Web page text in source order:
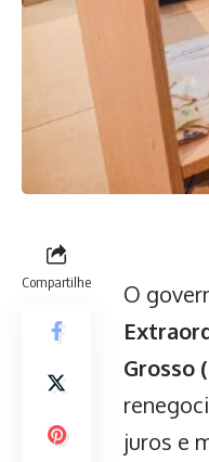
Compartilhe O
Grosso
juros e